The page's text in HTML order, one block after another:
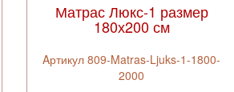
Матрас Люкс-1 размер
180х200 см
Aртикул 809-Matras-Ljuks-1-1800-
2000